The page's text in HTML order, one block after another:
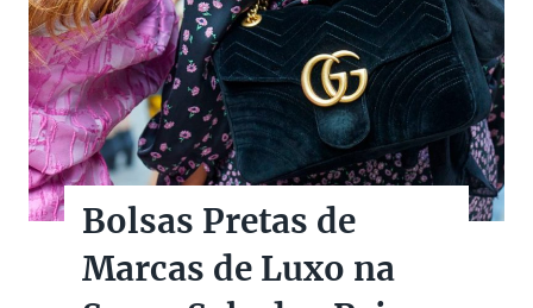
Bolsas Pretas de
Marcas de Luxo na